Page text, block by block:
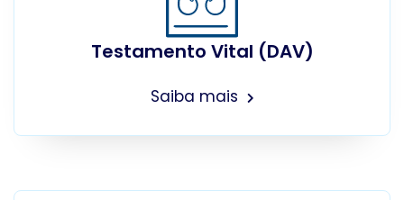
Testamento Vital (DAV)
Saiba mais